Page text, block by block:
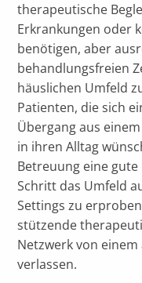
therapeutische
Erkrankungen oder
benötigen, aber
behandlungsfreien
häuslichen Umfeld
Patienten, die sich
Übergang aus
in ihren Alltag
Betreuung eine
Schritt das Umfeld
Settings zu
stützende
Netzwerk von
verlassen.